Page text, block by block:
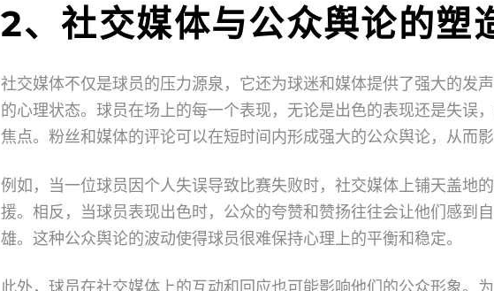
2、社交媒体与公众舆论的塑
社交媒体不仅是球员的压力源泉，它还为球迷和媒体提供了强大的发
的心理状态。球员在场上的每一个表现，无论是出色的表现还是失误
焦点。粉丝和媒体的评论可以在短时间内形成强大的公众舆论，从而
例如，当一位球员因个人失误导致比赛失败时，社交媒体上铺天盖地
援。相反，当球员表现出色时，公众的夸赞和赞扬往往会让他们感到
雄。这种公众舆论的波动使得球员很难保持心理上的平衡和稳定。
此外，球员在社交媒体上的互动和回应也可能影响他们的公众形象。